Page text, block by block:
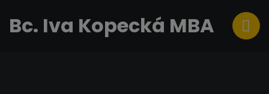
Bc. Iva Kopecká MBA